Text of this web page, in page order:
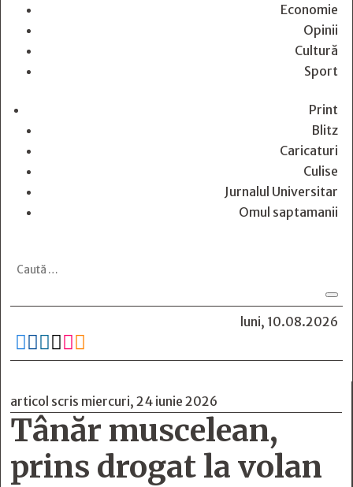
Economie
Opinii
Cultură
Sport
Print
Blitz
Caricaturi
Culise
Jurnalul Universitar
Omul saptamanii
luni, 10.08.2026
     
articol scris miercuri, 24 iunie 2026
Tânăr muscelean,
prins drogat la volan